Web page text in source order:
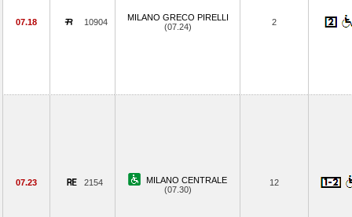
07.18 10904
MILANO GRECO PIRELLI
(07.24)
2
07.23 2154
MILANO CENTRALE
(07.30)
12